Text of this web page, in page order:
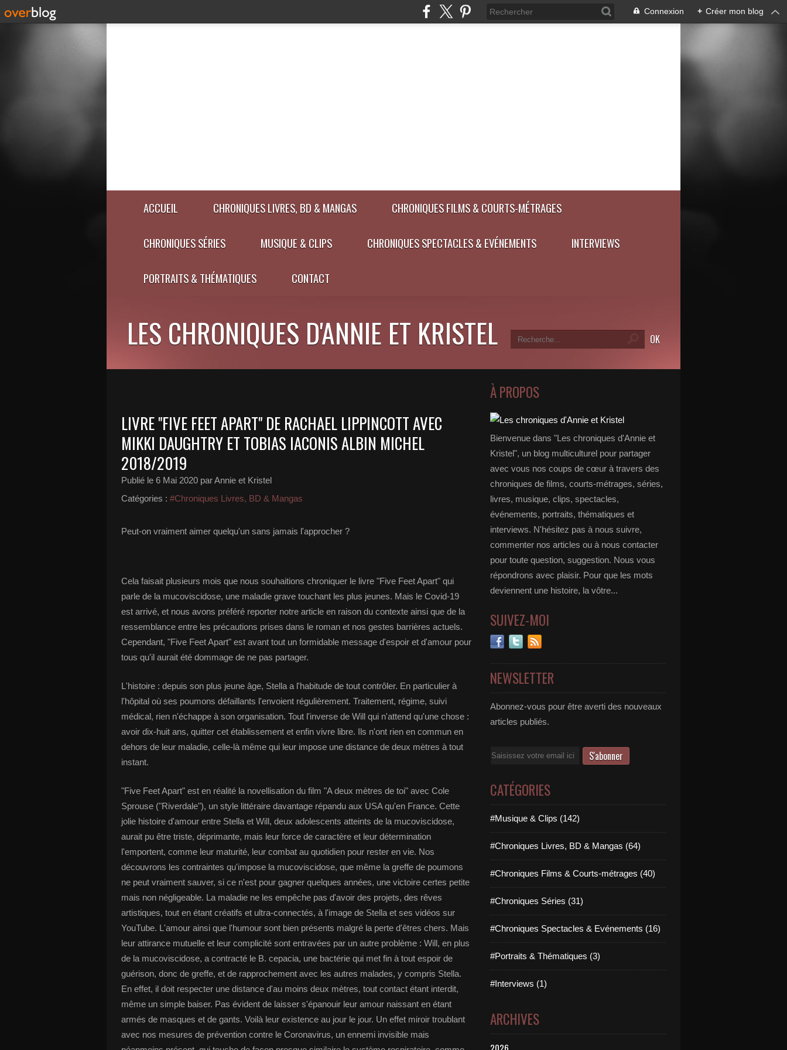
Connexion + Créer mon blog
ACCUEIL CHRONIQUES LIVRES, BD & MANGAS CHRONIQUES FILMS & COURTS-MÉTRAGES
CHRONIQUES SÉRIES MUSIQUE & CLIPS CHRONIQUES SPECTACLES & EVÉNEMENTS INTERVIEWS
PORTRAITS & THÉMATIQUES CONTACT
LES CHRONIQUES D'ANNIE ET KRISTEL
LIVRE "FIVE FEET APART" DE RACHAEL LIPPINCOTT AVEC
MIKKI DAUGHTRY ET TOBIAS IACONIS ALBIN MICHEL
2018/2019
Publié le 6 Mai 2020 par Annie et Kristel
Catégories : #Chroniques Livres, BD & Mangas
Peut-on vraiment aimer quelqu'un sans jamais l'approcher ?
Cela faisait plusieurs mois que nous souhaitions chroniquer le livre "Five Feet Apart" qui
parle de la mucoviscidose, une maladie grave touchant les plus jeunes. Mais le Covid-19
est arrivé, et nous avons préféré reporter notre article en raison du contexte ainsi que de la
ressemblance entre les précautions prises dans le roman et nos gestes barrières actuels.
Cependant, "Five Feet Apart" est avant tout un formidable message d'espoir et d'amour pour
tous qu'il aurait été dommage de ne pas partager.
L'histoire : depuis son plus jeune âge, Stella a l'habitude de tout contrôler. En particulier à
l'hôpital où ses poumons défaillants l'envoient régulièrement. Traitement, régime, suivi
médical, rien n'échappe à son organisation. Tout l'inverse de Will qui n'attend qu'une chose :
avoir dix-huit ans, quitter cet établissement et enfin vivre libre. Ils n'ont rien en commun en
dehors de leur maladie, celle-là même qui leur impose une distance de deux mètres à tout
instant.
"Five Feet Apart" est en réalité la novellisation du film "A deux mètres de toi" avec Cole
Sprouse ("Riverdale"), un style littéraire davantage répandu aux USA qu'en France. Cette
jolie histoire d'amour entre Stella et Will, deux adolescents atteints de la mucoviscidose,
aurait pu être triste, déprimante, mais leur force de caractère et leur détermination
l'emportent, comme leur maturité, leur combat au quotidien pour rester en vie. Nos
découvrons les contraintes qu'impose la mucoviscidose, que même la greffe de poumons
ne peut vraiment sauver, si ce n'est pour gagner quelques années, une victoire certes petite
mais non négligeable. La maladie ne les empêche pas d'avoir des projets, des rêves
artistiques, tout en étant créatifs et ultra-connectés, à l'image de Stella et ses vidéos sur
YouTube. L'amour ainsi que l'humour sont bien présents malgré la perte d'êtres chers. Mais
leur attirance mutuelle et leur complicité sont entravées par un autre problème : Will, en plus
de la mucoviscidose, a contracté le B. cepacia, une bactérie qui met fin à tout espoir de
guérison, donc de greffe, et de rapprochement avec les autres malades, y compris Stella.
En effet, il doit respecter une distance d'au moins deux mètres, tout contact étant interdit,
même un simple baiser. Pas évident de laisser s'épanouir leur amour naissant en étant
armés de masques et de gants. Voilà leur existence au jour le jour. Un effet miroir troublant
avec nos mesures de prévention contre le Coronavirus, un ennemi invisible mais
À PROPOS
Bienvenue dans "Les chroniques d'Annie et
Kristel", un blog multiculturel pour partager
avec vous nos coups de cœur à travers des
chroniques de films, courts-métrages, séries,
livres, musique, clips, spectacles,
événements, portraits, thématiques et
interviews. N'hésitez pas à nous suivre,
commenter nos articles ou à nous contacter
pour toute question, suggestion. Nous vous
répondrons avec plaisir. Pour que les mots
deviennent une histoire, la vôtre...
SUIVEZ-MOI
NEWSLETTER
Abonnez-vous pour être averti des nouveaux
articles publiés.
Email
CATÉGORIES
#Musique & Clips (142)
#Chroniques Livres, BD & Mangas (64)
#Chroniques Films & Courts-métrages (40)
#Chroniques Séries (31)
#Chroniques Spectacles & Evénements (16)
#Portraits & Thématiques (3)
#Interviews (1)
ARCHIVES